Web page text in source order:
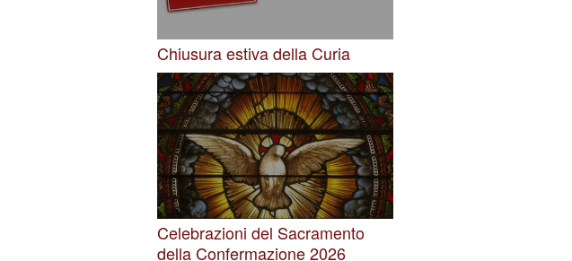
Chiusura estiva della Curia
Celebrazioni del Sacramento
della Confermazione 2026